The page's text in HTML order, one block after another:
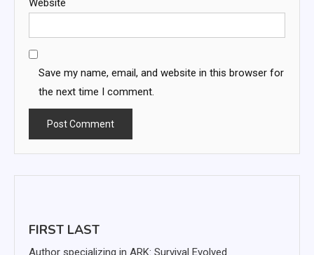
Website
Save my name, email, and website in this browser for
the next time I comment.
FIRST LAST
Author specializing in ARK: Survival Evolved